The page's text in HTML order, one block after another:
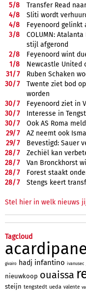
5/8
Transfer Read
4/8
Sliti wordt
4/8
Feyenoord gelinkt
3/8
COLUMN:
stijl afgerond
2/8
Feyenoord wint
1/8
Newcastle United
31/7
Ruben Schaken
30/7
Twente ziet bod
worden
30/7
Feyenoord ziet in
30/7
Interesse in
30/7
Ook AS Roma
29/7
AZ neemt ook
29/7
Bevestigd: Sauer
28/7
Zechiël kan
28/7
Van Bronckhorst
28/7
Forest staakt
28/7 Stengs keert
Stel hier in welk nieuws
Tagcloud
givairo hadj infantino ivanusec
nieuwkoop ouaissa
steijn tengstedt ueda valente